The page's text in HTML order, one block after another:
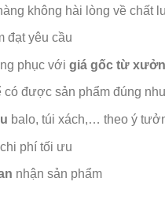
không hài lòng về chất
đạt yêu cầu
phục vớigiá gốc từ
được sản phẩm đúng
balo, túi xách,… theo ý
phí tối ưu
nhận sản phẩm